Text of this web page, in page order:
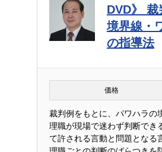
DVD》
境界線・
の指導法
価格
裁判例をもとに、パワハラの
理職が現場で迷わず判断でき
て許される言動と問題となる